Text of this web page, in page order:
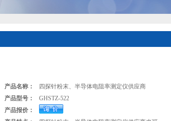
产品名称：
四探针粉末、半导体电阻率测定仪供应商
产品型号：
GHSTZ-522
产品报价：